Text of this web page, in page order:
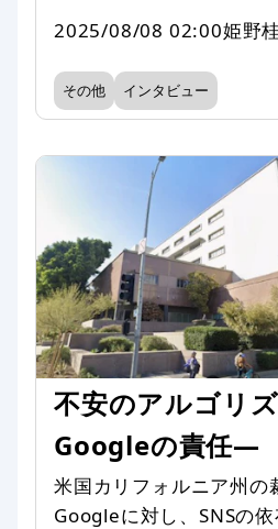
2025/08/08 02:00姫野
その他 インタビュー
不安のアルゴリ
Googleの責任―
米国カリフォルニア州の
Googleに対し、SNSの